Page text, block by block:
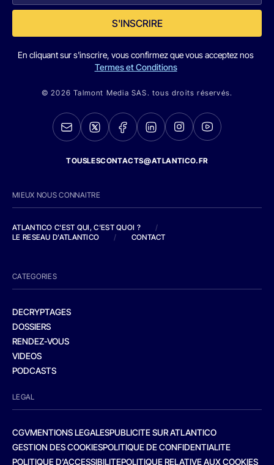
S'INSCRIRE
En cliquant sur s'inscrire, vous confirmez que vous acceptez nos
Termes et Conditions
© 2026 Talmont Media SAS. tous droits réservés.
TOUSLESCONTACTS@ATLANTICO.FR
MIEUX NOUS CONNAITRE
ATLANTICO C'EST QUI, C'EST QUOI ?
/
LE RESEAU D'ATLANTICO
/ CONTACT
CATEGORIES
DECRYPTAGES
DOSSIERS
RENDEZ-VOUS
VIDEOS
PODCASTS
LEGAL
CGVMENTIONS LEGALESPUBLICITE SUR ATLANTICO
GESTION DES COOKIESPOLITIQUE DE CONFIDENTIALITE
POLITIQUE D’ACCESSIBILITEPOLITIQUE RELATIVE AUX COOKIES